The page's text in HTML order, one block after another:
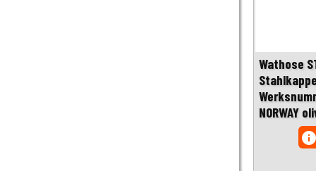
Wathose
NORWAY